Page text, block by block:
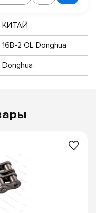
КИТАЙ
16B-2 OL Donghua
Donghua